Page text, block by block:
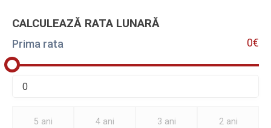
CALCULEAZĂ RATA LUNARĂ
Prima rata 0€
5 ani 4 ani 3 ani 2 ani